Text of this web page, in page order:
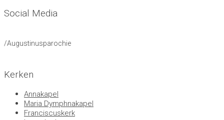
Social Media
/Augustinusparochie
Kerken
Annakapel
Maria Dymphnakapel
Franciscuskerk